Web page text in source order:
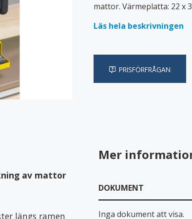
Korgvagnar
mattor. Värmeplatta: 22 x
Läs hela beskrivningen
PRISFÖRFRÅGAN
av mattor
längs ramen
Mer
DOKUMENT
Inga dokument att visa.